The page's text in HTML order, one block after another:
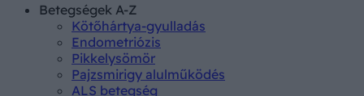
Betegségek A-Z
Kötőhártya-gyulladás
Endometriózis
Pikkelysömör
Pajzsmirigy alulműködés
ALS betegség